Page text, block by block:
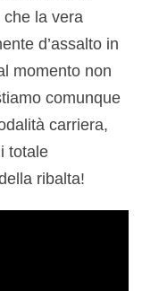
la vera
d’assalto in
momento non
comunque
carriera,
totale
ribalta!